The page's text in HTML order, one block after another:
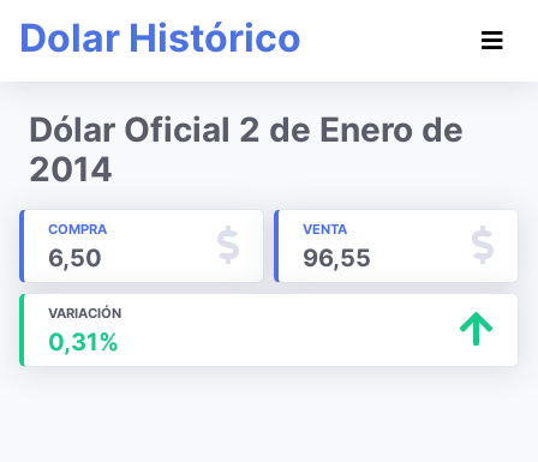
Dolar Histórico
Dólar Oficial 2 de Enero de
2014
COMPRA
6,50
VENTA
96,55
VARIACIÓN
0,31%